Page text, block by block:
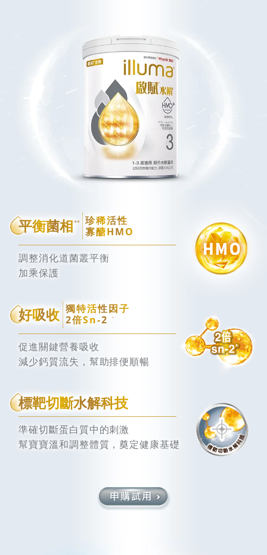
平衡菌相**
珍稀活性
寡醣HMO
調整消化道菌叢平衡
加乘保護
好吸收 獨特活性因子
2倍Sn-2
^
促進關鍵營養吸收
減少鈣質流失，幫助排便順暢
標靶切斷水解科技
準確切斷蛋白質中的刺激
幫寶寶溫和調整體質，奠定健康基礎